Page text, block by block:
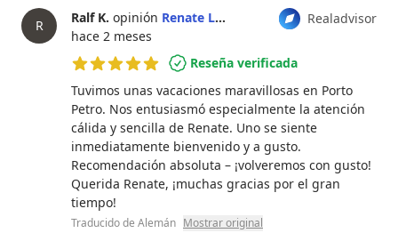
R Realadvisor
Ralf K. opinión Renate Langer
hace 2 meses
Reseña verificada
5 de 5 estrellas
Tuvimos unas vacaciones maravillosas en Porto
Petro. Nos entusiasmó especialmente la atención
cálida y sencilla de Renate. Uno se siente
inmediatamente bienvenido y a gusto.
Recomendación absoluta – ¡volveremos con gusto!
Querida Renate, ¡muchas gracias por el gran
tiempo!
Traducido de Alemán Mostrar original